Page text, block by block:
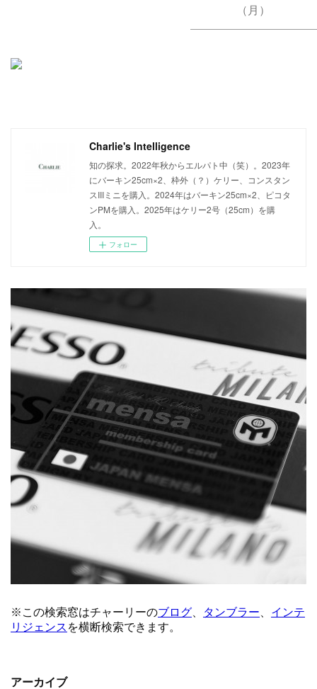
（月）
Charlie's Intelligence
知の探求。2022年秋からエルパト中（笑）。2023年
にバーキン25cm×2、枠外（？）ケリー、コンスタン
スIIIミニを購入。2024年はバーキン25cm×2、ピコタ
ンPMを購入。2025年はケリー2号（25cm）を購
入。
フォロー
アーカイブ